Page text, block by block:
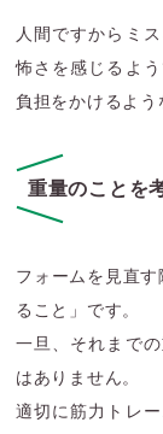
人間ですからミ
怖さを感じるよ
負担をかけるよう
重量のことを
フォームを見直
ること」です。
一旦、それまで
はありません。
適切に筋力トレ